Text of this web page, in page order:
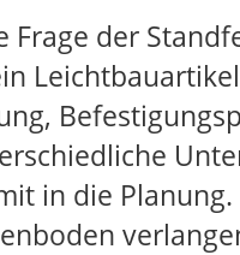
Frage der
in die